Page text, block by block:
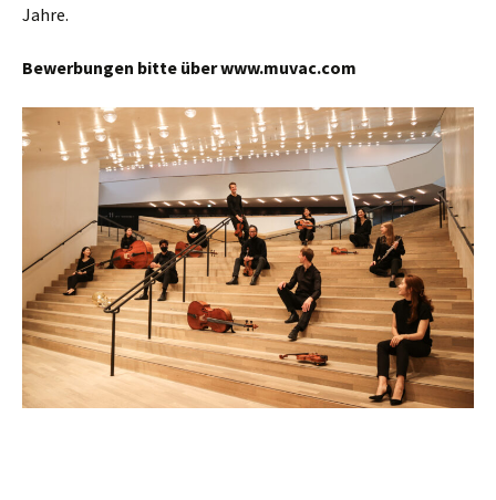
Jahre.
Bewerbungen bitte über www.muvac.com